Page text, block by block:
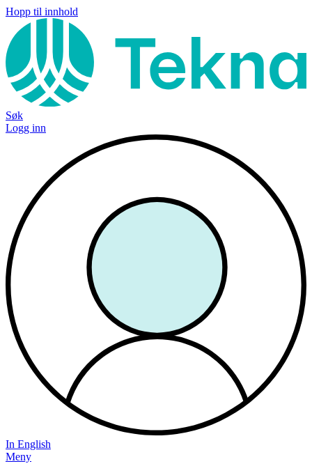
Hopp til innhold
Søk
Logg inn
In English
Meny